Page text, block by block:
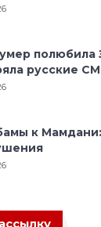
полюбила
русские
к